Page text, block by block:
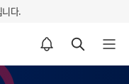
다.
알림설정 바로가기 검색 바로가기 메뉴 열기